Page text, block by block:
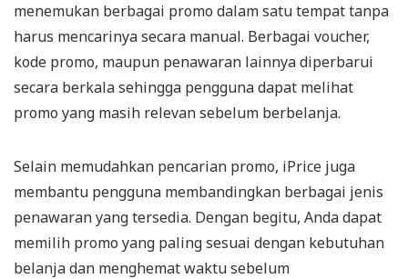
menemukan berbagai promo dalam satu tempat tanpa
harus mencarinya secara manual. Berbagai voucher,
kode promo, maupun penawaran lainnya diperbarui
secara berkala sehingga pengguna dapat melihat
promo yang masih relevan sebelum berbelanja.
Selain memudahkan pencarian promo, iPrice juga
membantu pengguna membandingkan berbagai jenis
penawaran yang tersedia. Dengan begitu, Anda dapat
memilih promo yang paling sesuai dengan kebutuhan
belanja dan menghemat waktu sebelum